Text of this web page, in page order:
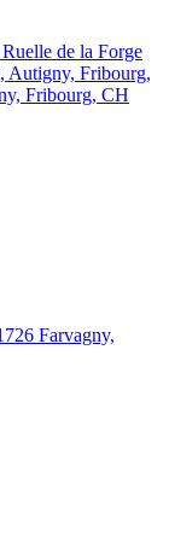
de la Forge
Autigny, Fribourg,
Fribourg, CH
Farvagny,